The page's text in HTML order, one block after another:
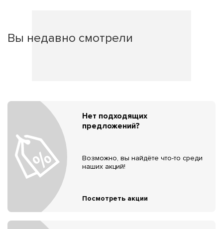
Вы недавно смотрели
Нет подходящих
предложений?
Возможно, вы найдёте что-то среди
наших акций!
Посмотреть акции